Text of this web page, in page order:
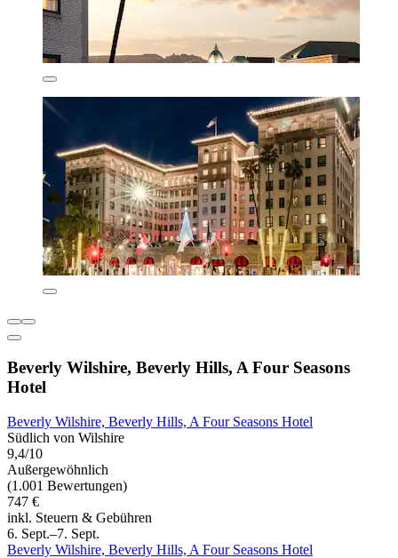
Beverly Wilshire, Beverly Hills, A Four Seasons
Hotel
Beverly Wilshire, Beverly Hills, A Four Seasons Hotel
Südlich von Wilshire
9,4/10
Außergewöhnlich
(1.001 Bewertungen)
747 €
inkl. Steuern & Gebühren
6. Sept.–7. Sept.
Beverly Wilshire, Beverly Hills, A Four Seasons Hotel